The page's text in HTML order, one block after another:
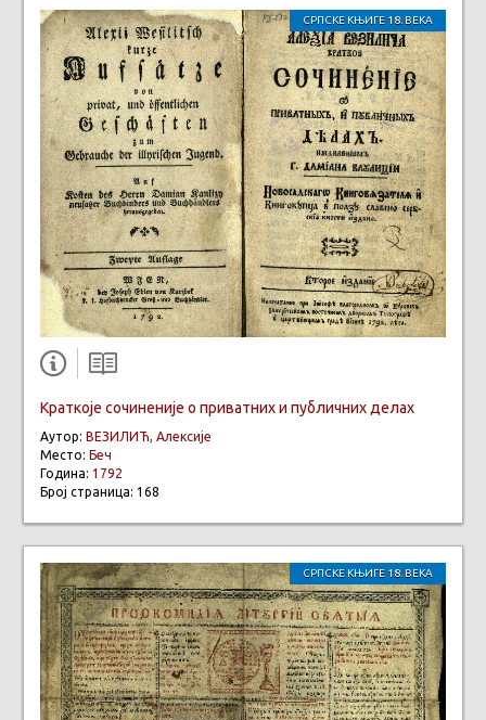
СРПСКЕ КЊИГЕ 18. ВЕКА
Краткоје сочиненије о приватних и публичних делах
Аутор: ВЕЗИЛИЋ, Алексије
Место: Беч
Година: 1792
Број страница: 168
СРПСКЕ КЊИГЕ 18. ВЕКА